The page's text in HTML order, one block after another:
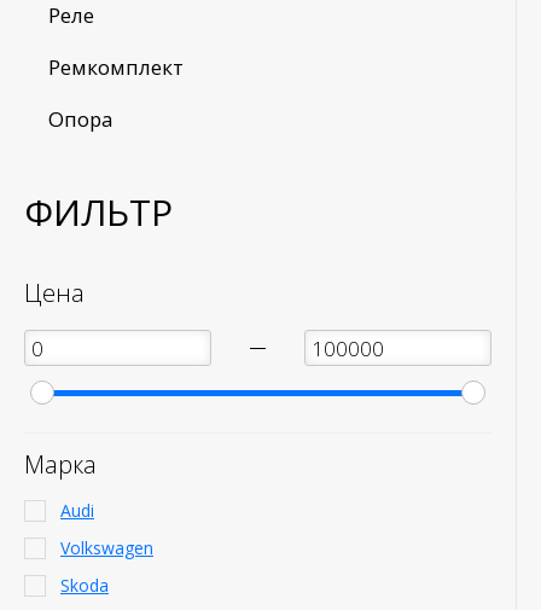
Реле
Ремкомплект
Опора
ФИЛЬТР
Цена
—
Марка
Audi
Volkswagen
Skoda